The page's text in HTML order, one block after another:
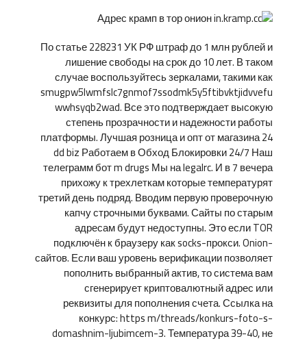
По статье 228231 УК РФ штраф до 1 млн рублей и
лишение свободы на срок до 10 лет. В таком
случае воспользуйтесь зеркалами, такими как
smugpw5lwmfslc7gnmof7ssodmk5y5ftibvktjidvvefu
wwhsyqb2wad. Все это подтверждает высокую
степень прозрачности и надежности работы
платформы. Лучшая розница и опт от магазина 24
dd biz Работаем в Обход Блокировки 24/7 Наш
телеграмм бот m drugs Мы на legalrc. И в 7 вечера
прихожу к трехлеткам которые температурят
третий день подряд. Вводим первую проверочную
капчу строчными буквами. Сайты по старым
адресам будут недоступны. Это если TOR
подключён к браузеру как socks-прокси. Onion-
сайтов. Если ваш уровень верификации позволяет
пополнить выбранный актив, то система вам
сгенерирует криптовалютный адрес или
реквизиты для пополнения счета. Ссылка на
конкурс: https m/threads/konkurs-foto-s-
domashnim-ljubimcem-3. Температура 39-40, не